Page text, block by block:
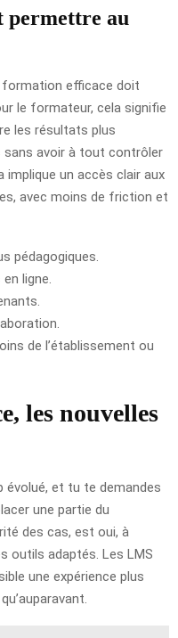
permettre au
formation efficace doit
le formateur, cela signifie
les résultats plus
avoir à tout contrôler
implique un accès clair aux
avec moins de friction et
pédagogiques.
ligne.
de l’établissement ou
les nouvelles
et tu te demandes
une partie du
des cas, est oui, à
outils adaptés. Les LMS
une expérience plus